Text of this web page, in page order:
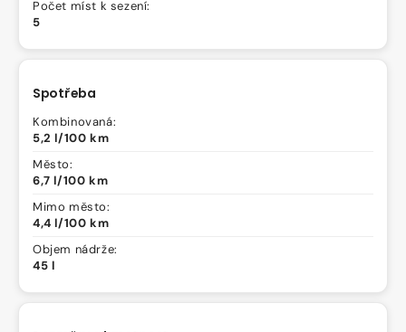
Počet míst k sezení:
5
Spotřeba
Kombinovaná:
5,2 l/100 km
Město:
6,7 l/100 km
Mimo město:
4,4 l/100 km
Objem nádrže:
45 l